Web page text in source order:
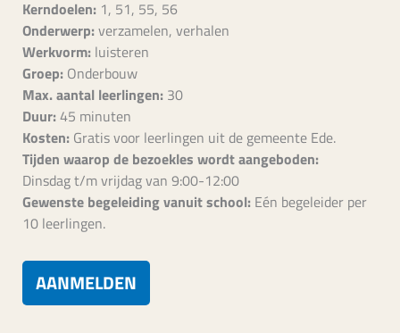
Kerndoelen: 1, 51, 55, 56
Onderwerp:verzamelen, verhalen
Werkvorm: luisteren
Groep: Onderbouw
Max. aantal leerlingen: 30
Duur:45 minuten
Kosten: Gratis voor leerlingen uit de gemeente Ede.
Tijden waarop de bezoekles wordt aangeboden:
Dinsdag t/m vrijdag van 9:00-12:00
Gewenste begeleiding vanuit school: Eén begeleider per
10 leerlingen.
AANMELDEN